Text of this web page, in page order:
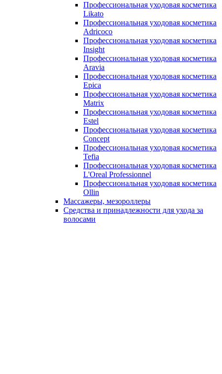
Профессиональная уходовая косметика
Likato
Профессиональная уходовая косметика
Adricoco
Профессиональная уходовая косметика
Insight
Профессиональная уходовая косметика
Aravia
Профессиональная уходовая косметика
Epica
Профессиональная уходовая косметика
Matrix
Профессиональная уходовая косметика
Estel
Профессиональная уходовая косметика
Concept
Профессиональная уходовая косметика
Tefia
Профессиональная уходовая косметика
L'Oreal Professionnel
Профессиональная уходовая косметика
Ollin
Массажеры, мезороллеры
Средства и принадлежности для ухода за
волосами